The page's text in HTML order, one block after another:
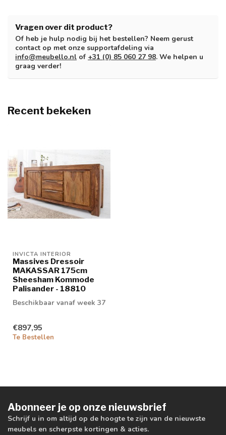
Vragen over dit product?
Of heb je hulp nodig bij het bestellen? Neem gerust
contact op met onze supportafdeling via
info@meubello.nl of +31 (0) 85 060 27 98. We helpen u
graag verder!
Recent bekeken
INVICTA INTERIOR
Massives Dressoir
MAKASSAR 175cm
Sheesham Kommode
Palisander - 18810
Beschikbaar vanaf week 37
€897,95
Te Bestellen
Abonneer je op onze nieuwsbrief
Schrijf u in om altijd op de hoogte te zijn van de nieuwste
meubels en scherpste kortingen & acties.